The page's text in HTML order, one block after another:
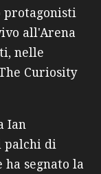
protagonisti
all'Arena
nelle
Curiosity
Ian
palchi di
segnato la